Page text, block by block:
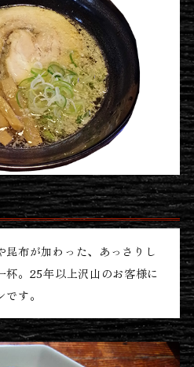
布が加わった、あっさりし
杯。25年以上沢山のお客様に
す。